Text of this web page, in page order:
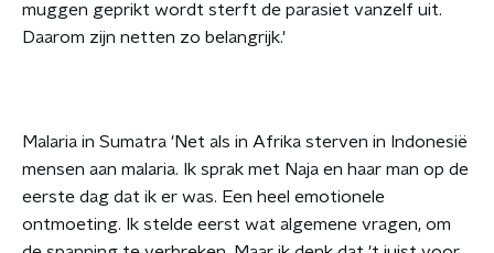
muggen geprikt wordt sterft de parasiet vanzelf uit.
Daarom zijn netten zo belangrijk.'
Malaria in Sumatra 'Net als in Afrika sterven in Indonesië
mensen aan malaria. Ik sprak met Naja en haar man op de
eerste dag dat ik er was. Een heel emotionele
ontmoeting. Ik stelde eerst wat algemene vragen, om